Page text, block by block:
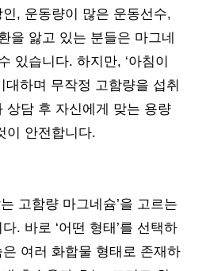
, 운동량이 많은 운동선수,
을 앓고 있는 분들은 마그네
있습니다. 하지만, ‘아침이
대하며 무작정 고함량을 섭취
상담 후 자신에게 맞는 용량
이 안전합니다.
고함량 마그네슘’을 고르는
. 바로 ‘어떤 형태’를 선택하
여러 화합물 형태로 존재하